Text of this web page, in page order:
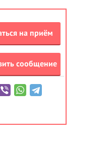
на приём
сообщение